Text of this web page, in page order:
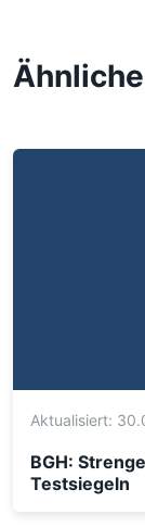
Aktualisiert:
BGH:
Testsiegeln